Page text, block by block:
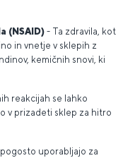
(NSAID) - Ta zdravila, kot
in vnetje v sklepih z
kemičnih snovi, ki
reakcijah se lahko
v prizadeti sklep za hitro
uporabljajo za